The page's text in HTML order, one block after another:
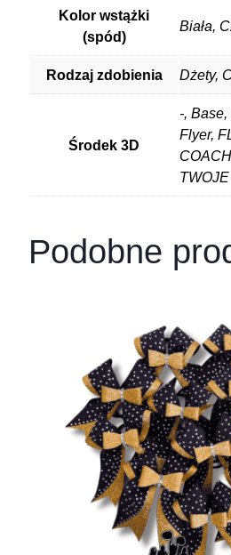
Kolor wstążki
(spód)
Biała,
Rodzaj zdobienia Dżety,
Środek 3D
-,
Flyer,
Podobne